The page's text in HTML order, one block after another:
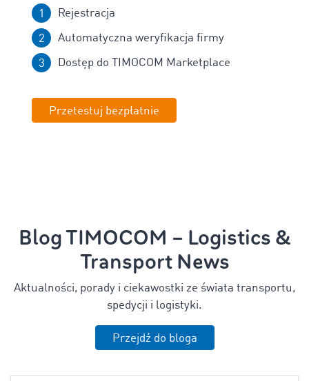
Rejestracja
Automatyczna weryfikacja firmy
Dostęp do TIMOCOM Marketplace
Przetestuj bezpłatnie
Blog TIMOCOM – Logistics &
Transport News
Aktualności, porady i ciekawostki ze świata transportu,
spedycji i logistyki.
Przejdź do bloga